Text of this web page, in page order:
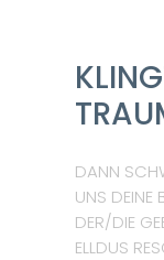
DANN
UNS DEINE
DER/DIE
ELLDUS